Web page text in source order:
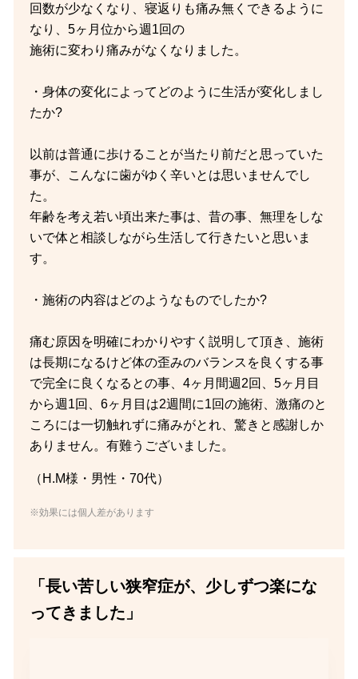
回数が少なくなり、寝返りも痛み無くできるように
なり、5ヶ月位から週1回の
施術に変わり痛みがなくなりました。
・身体の変化によってどのように生活が変化しまし
たか?
以前は普通に歩けることが当たり前だと思っていた
事が、こんなに歯がゆく辛いとは思いませんでし
た。
年齢を考え若い頃出来た事は、昔の事、無理をしな
いで体と相談しながら生活して行きたいと思いま
す。
・施術の内容はどのようなものでしたか?
痛む原因を明確にわかりやすく説明して頂き、施術
は長期になるけど体の歪みのバランスを良くする事
で完全に良くなるとの事、4ヶ月間週2回、5ヶ月目
から週1回、6ヶ月目は2週間に1回の施術、激痛のと
ころには一切触れずに痛みがとれ、驚きと感謝しか
ありません。有難うございました。
（H.M様・男性・70代）
※効果には個人差があります
「長い苦しい狭窄症が、少しずつ楽にな
ってきました」